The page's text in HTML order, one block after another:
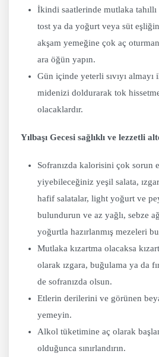
İkindi saatlerinde mutlaka tahıllı
tost ya da yoğurt veya süt
akşam yemeğine çok aç
ara öğün yapın.
Gün içinde yeterli sıvıyı almayı
midenizi doldurarak tok
olacaklardır.
Yılbaşı Gecesi sağlıklı ve lezzetli
Sofranızda kalorisini çok sorun
yiyebileceğiniz yeşil salata,
hafif salatalar, light yoğurt ve
bulundurun ve az yağlı, sebze
yoğurtla hazırlanmış mezeleri
Mutlaka kızartma olacaksa
olarak ızgara, buğulama ya da
de sofranızda olsun.
Etlerin derilerini ve görünen
yemeyin.
Alkol tüketimine aç olarak
olduğunca sınırlandırın.